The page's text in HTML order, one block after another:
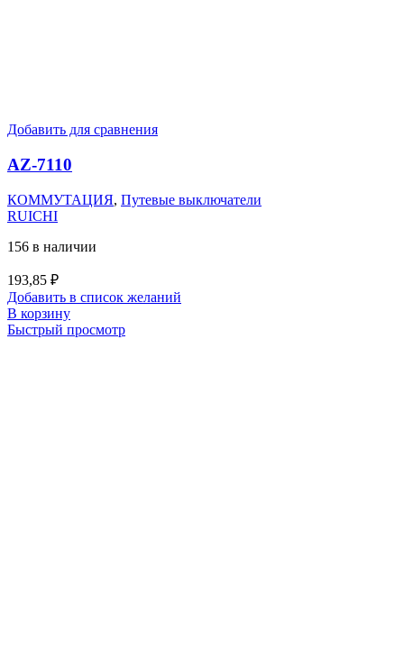
Добавить для сравнения
AZ-7110
КОММУТАЦИЯ, Путевые выключатели
RUICHI
156 в наличии
193,85 ₽
Добавить в список желаний
В корзину
Быстрый просмотр